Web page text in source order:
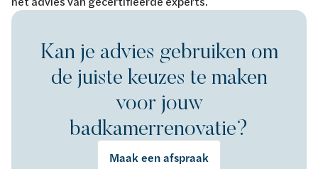
Kan je advies gebruiken om
de juiste keuzes te maken
voor jouw
badkamerrenovatie?
Maak een afspraak